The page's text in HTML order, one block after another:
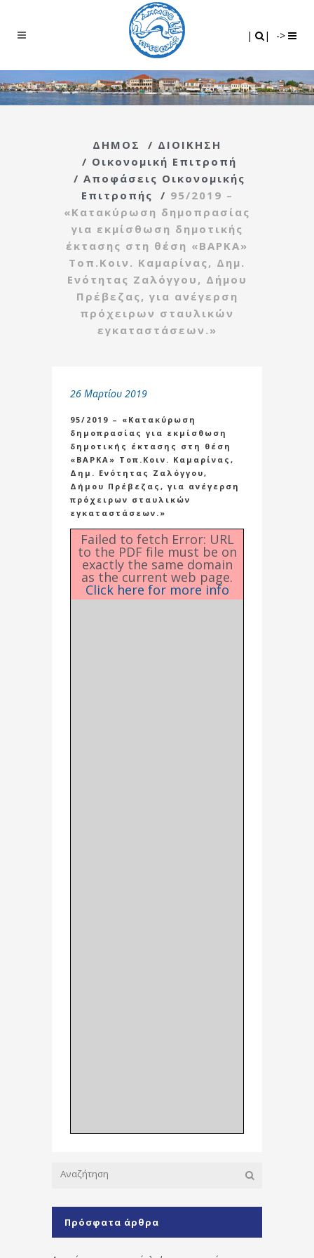
| | ->
ΔΗΜΟΣ / ΔΙΟΙΚΗΣΗ
/ Οικονομική Επιτροπή
/ Αποφάσεις Οικονομικής
Επιτροπής
/ 95/2019 –
«Κατακύρωση δημοπρασίας
για εκμίσθωση δημοτικής
έκτασης στη θέση «ΒΑΡΚΑ»
Τοπ.Κοιν. Καμαρίνας, Δημ.
Ενότητας Ζαλόγγου, Δήμου
Πρέβεζας, για ανέγερση
πρόχειρων σταυλικών
εγκαταστάσεων.»
26 Μαρτίου 2019
95/2019 – «Κατακύρωση
δημοπρασίας για εκμίσθωση
δημοτικής έκτασης στη θέση
«ΒΑΡΚΑ» Τοπ.Κοιν. Καμαρίνας,
Δημ. Ενότητας Ζαλόγγου,
Δήμου Πρέβεζας, για ανέγερση
πρόχειρων σταυλικών
εγκαταστάσεων.»
Failed to fetch Error: URL
to the PDF file must be on
exactly the same domain
as the current web page.
Click here for more info
Πρόσφατα άρθρα